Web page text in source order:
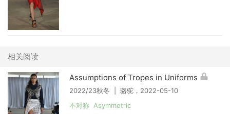
相关阅读
Assumptions of Tropes in Uniforms
2022/23秋冬 | 骆驼，2022-05-10
不对称 Asymmetric